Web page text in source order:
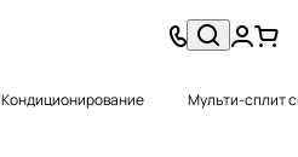
Кондиционирование Мульти-сплит